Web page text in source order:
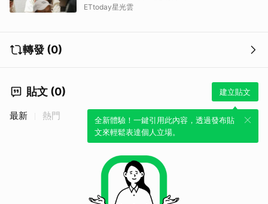
ETtoday星光雲
轉發 (0)
貼文 (0) 建立貼文
全新體驗！一鍵引用此內容，透過發布貼
文來輕鬆表達個人立場。
最新 熱門